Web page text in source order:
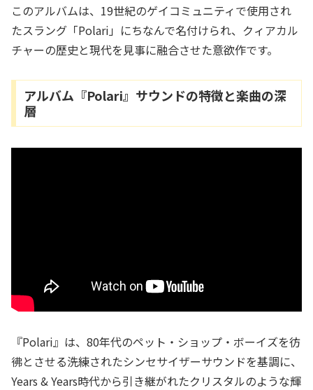
このアルバムは、19世紀のゲイコミュニティで使用され
たスラング「Polari」にちなんで名付けられ、クィアカル
チャーの歴史と現代を見事に融合させた意欲作です。
アルバム『Polari』サウンドの特徴と楽曲の深
層
『Polari』は、80年代のペット・ショップ・ボーイズを彷
彿とさせる洗練されたシンセサイザーサウンドを基調に、
Years & Years時代から引き継がれたクリスタルのような輝